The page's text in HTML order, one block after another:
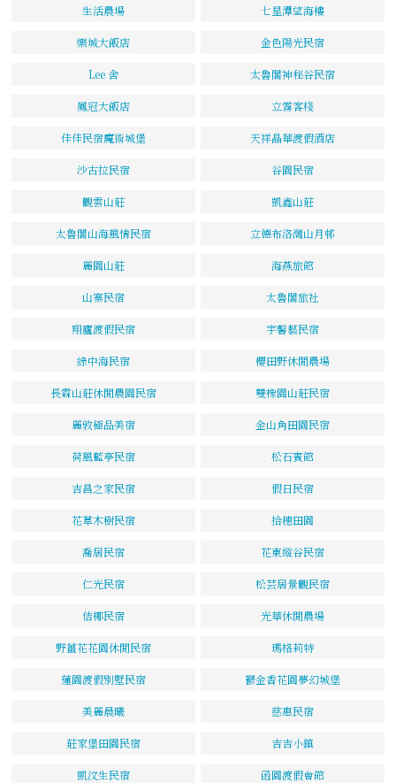
生活農場 七星潭望海樓
樂城大飯店 金色陽光民宿
Lee 舍 太魯閣神秘谷民宿
鳳冠大飯店 立霧客棧
佳佳民宿魔術城堡 天祥晶華渡假酒店
沙古拉民宿 谷園民宿
觀雲山莊 凱鑫山莊
太魯閣山海風情民宿 立德布洛灣山月邨
麗園山莊 海燕旅館
山寨民宿 太魯閣旅社
翔廬渡假民宿 宇馨藝民宿
綠中海民宿 櫻田野休閒農場
長霖山莊休閒農園民宿 雙橡園山莊民宿
麗敦極品美宿 金山角田園民宿
荷風藍亭民宿 松石賓館
吉昌之家民宿 假日民宿
花草木樹民宿 拾穗田園
喬居民宿 花東縱谷民宿
仁光民宿 松芸居景觀民宿
佶椰民宿 光華休閒農場
野薑花花園休閒民宿 瑪格莉特
蓮園渡假別墅民宿 鬱金香花園夢幻城堡
美麗晨曦 慈惠民宿
莊家堡田園民宿 吉吉小鎮
凱汶生民宿 函園渡假會館